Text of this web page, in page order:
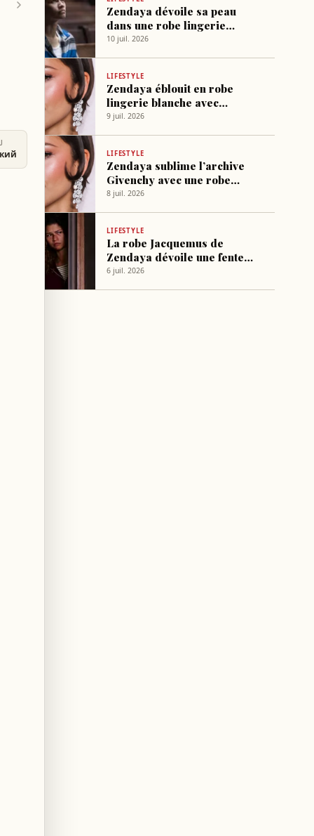
Zendaya dévoile sa peau
dans une robe lingerie
blanche transparente avec
10 juil. 2026
LIFESTYLE
Zendaya éblouit en robe
lingerie blanche avec
découpes et fentes jusqu’aux
9 juil. 2026
LIFESTYLE
Zendaya sublime l’archive
Givenchy avec une robe
moulante signée McQueen
8 juil. 2026
LIFESTYLE
La robe Jacquemus de
Zendaya dévoile une fente
haute dans le dos
6 juil. 2026